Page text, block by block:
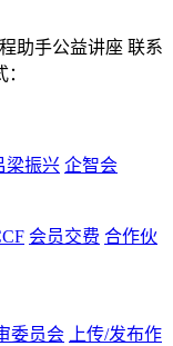
助手公益讲座 联系
梁振兴 企智会
会员交费 合作伙
委员会
上传/发布作